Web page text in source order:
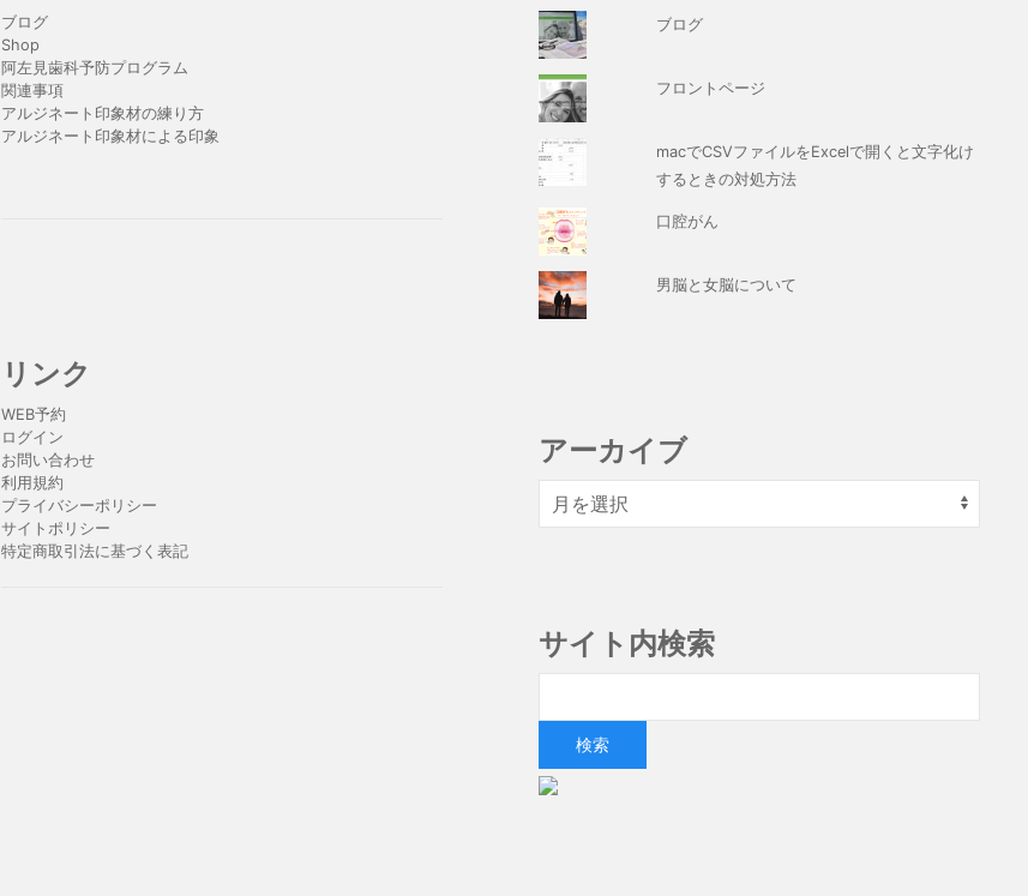
ブログ
Shop
阿左見歯科予防プログラム
関連事項
アルジネート印象材の練り方
アルジネート印象材による印象
リンク
WEB予約
ログイン
お問い合わせ
利用規約
プライバシーポリシー
サイトポリシー
特定商取引法に基づく表記
ブログ
フロントページ
macでCSVファイルをExcelで開くと文字化け
するときの対処方法
口腔がん
男脳と女脳について
アーカイブ
サイト内検索